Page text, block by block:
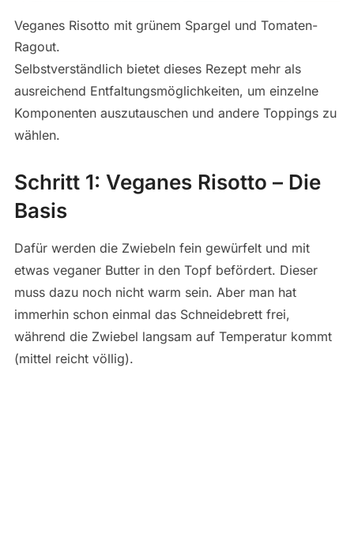
Veganes Risotto mit grünem Spargel und Tomaten-
Ragout.
Selbstverständlich bietet dieses Rezept mehr als
ausreichend Entfaltungsmöglichkeiten, um einzelne
Komponenten auszutauschen und andere Toppings zu
wählen.
Schritt 1: Veganes Risotto – Die
Basis
Dafür werden die Zwiebeln fein gewürfelt und mit
etwas veganer Butter in den Topf befördert. Dieser
muss dazu noch nicht warm sein. Aber man hat
immerhin schon einmal das Schneidebrett frei,
während die Zwiebel langsam auf Temperatur kommt
(mittel reicht völlig).